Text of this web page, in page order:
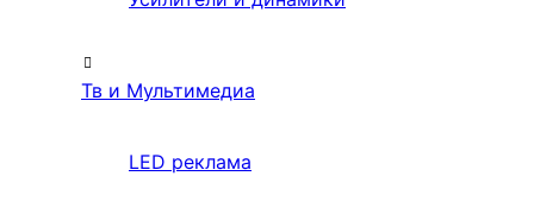
Тв и Мультимедиа
LED реклама